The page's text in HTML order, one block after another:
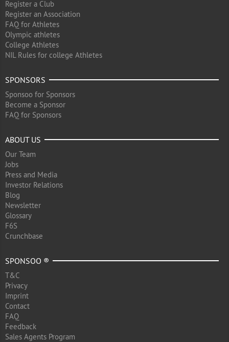
Register a Club
Register an Association
FAQ for Athletes
Olympic athletes
College Athletes
NIL Rules for college Athletes
SPONSORS
Sponsoo for Sponsors
Become a Sponsor
FAQ for Sponsors
ABOUT US
Our Team
Jobs
Press and Media
Investor Relations
Blog
Newsletter
Glossary
F6S
Crunchbase
SPONSOO ®
T&C
Privacy
Imprint
Contact
FAQ
Feedback
Sales Agents Program